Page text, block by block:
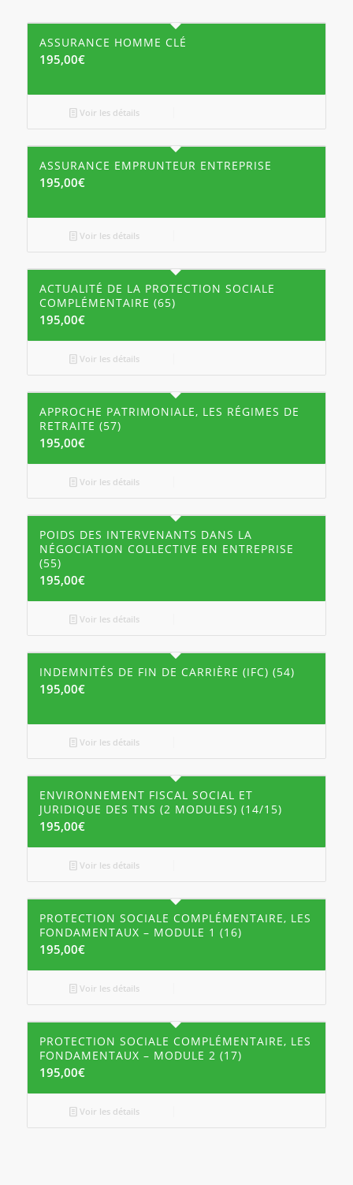
ASSURANCE HOMME CLÉ
195,00€
Voir les détails
ASSURANCE EMPRUNTEUR ENTREPRISE
195,00€
Voir les détails
ACTUALITÉ DE LA PROTECTION SOCIALE
COMPLÉMENTAIRE (65)
195,00€
Voir les détails
APPROCHE PATRIMONIALE, LES RÉGIMES DE
RETRAITE (57)
195,00€
Voir les détails
POIDS DES INTERVENANTS DANS LA
NÉGOCIATION COLLECTIVE EN ENTREPRISE
(55)
195,00€
Voir les détails
INDEMNITÉS DE FIN DE CARRIÈRE (IFC) (54)
195,00€
Voir les détails
ENVIRONNEMENT FISCAL SOCIAL ET
JURIDIQUE DES TNS (2 MODULES) (14/15)
195,00€
Voir les détails
PROTECTION SOCIALE COMPLÉMENTAIRE, LES
FONDAMENTAUX – MODULE 1 (16)
195,00€
Voir les détails
PROTECTION SOCIALE COMPLÉMENTAIRE, LES
FONDAMENTAUX – MODULE 2 (17)
195,00€
Voir les détails